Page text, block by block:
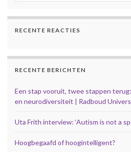
RECENTE REACTIES
RECENTE BERICHTEN
Een stap vooruit, twee stappen
en neurodiversiteit | Radboud
Uta Frith interview: ‘Autism is not a
Hoogbegaafd of hoogintelligent?